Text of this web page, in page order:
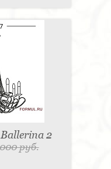
2
руб.